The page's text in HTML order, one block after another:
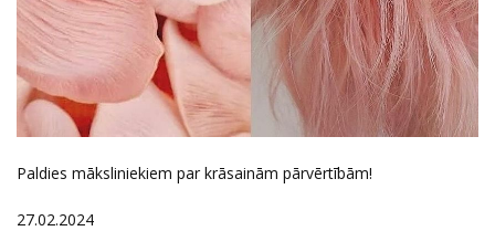
Paldies māksliniekiem par krāsainām pārvērtībām!
27.02.2024